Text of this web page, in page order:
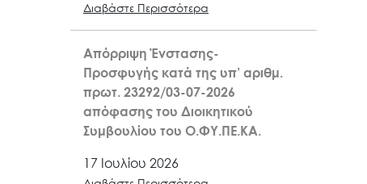
Διαβάστε Περισσότερα
Απόρριψη Ένστασης-
Προσφυγής κατά της υπ’ αριθμ.
πρωτ. 23292/03-07-2026
απόφασης του Διοικητικού
Συμβουλίου του Ο.ΦΥ.ΠΕ.ΚΑ.
17 Ιουλίου 2026